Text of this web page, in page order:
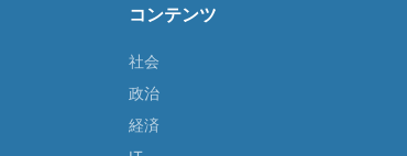
コンテンツ
社会
政治
経済